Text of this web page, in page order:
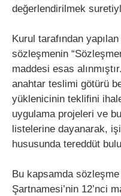
değerlendirilmek
Kurul tarafından
sözleşmenin
maddesi esas
anahtar teslimi götürü
yüklenicinin teklifini
uygulama projeleri ve
listelerine dayanarak,
hususunda tereddüt
Bu kapsamda
Şartnamesi’nin 12’nci